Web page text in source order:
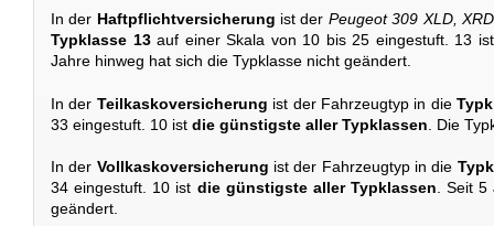
In der Haftpflichtversicherung ist der Peugeot 309 XLD,
Typklasse 13auf einer Skala von 10 bis 25 eingestuft. 13
Jahre hinweg hat sich die Typklasse nicht geändert.
In der Teilkaskoversicherung ist der Fahrzeugtyp in die
33 eingestuft. 10 ist die günstigste aller Typklassen . Die
In der Vollkaskoversicherung ist der Fahrzeugtyp in die
34 eingestuft. 10 ist die günstigste aller Typklassen. Seit 5
geändert.